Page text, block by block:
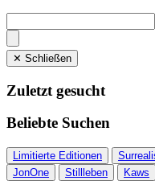
✕ Schließen
Zuletzt gesucht
Beliebte Suchen
Limitierte Editionen
JonOne
Stillleben Kaws